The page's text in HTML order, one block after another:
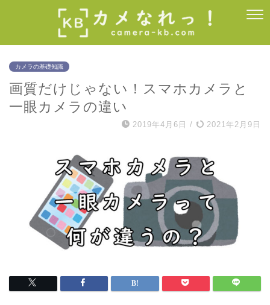
カメラの基礎知識
画質だけじゃない！スマホカメラと
一眼カメラの違い
2019年4月6日 / 2021年2月9日